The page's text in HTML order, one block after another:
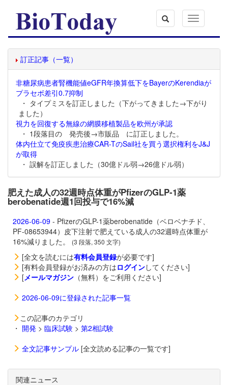
Toggle
navigation
訂正記事（一覧）
非糖尿病患者腎機能値eGFR年換算低下をBayerのKerendiaが
プラセボ差引0.7抑制
・ タイプミスを訂正しました（下がってきました→下がり
ました）
視力を回復する無線の網膜移植製品を欧州が承認
・ 1段落目の 発売後→市販品 に訂正しました。
体内仕立て免疫疾患治療CAR-TのSail社を買う選択権利をJ&J
が取得
・ 誤解を訂正しました（30億ドル弱→26億ドル弱）
肥えた成人の32週時点体重がPfizerのGLP-1薬
berobenatide週1回投与で16%減
2026-06-09 - PfizerのGLP-1薬berobenatide（ベロベナチド、
PF-08653944）皮下注射で肥えている成人の32週時点体重が
16%減りました。
(3 段落, 350 文字)
[全文を読むには有料会員登録が必要です]
[有料会員登録がお済みの方はログインしてください]
[メールマガジン （無料）をご利用ください]
2026-06-09に登録された記事一覧
この記事のカテゴリ
・ 開発 > 臨床試験 > 第2相試験
全文記事サンプル [全文読める記事の一覧です]
関連ニュース